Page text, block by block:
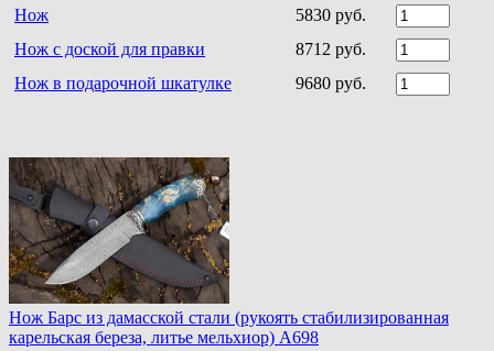
Нож
5830 руб.
Нож с доской для правки
8712 руб.
Нож в подарочной шкатулке
9680 руб.
Нож Барс из дамасской стали (рукоять стабилизированная
карельская береза, литье мельхиор) A698